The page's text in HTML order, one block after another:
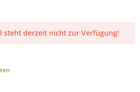
steht derzeit nicht zur Verfügung!